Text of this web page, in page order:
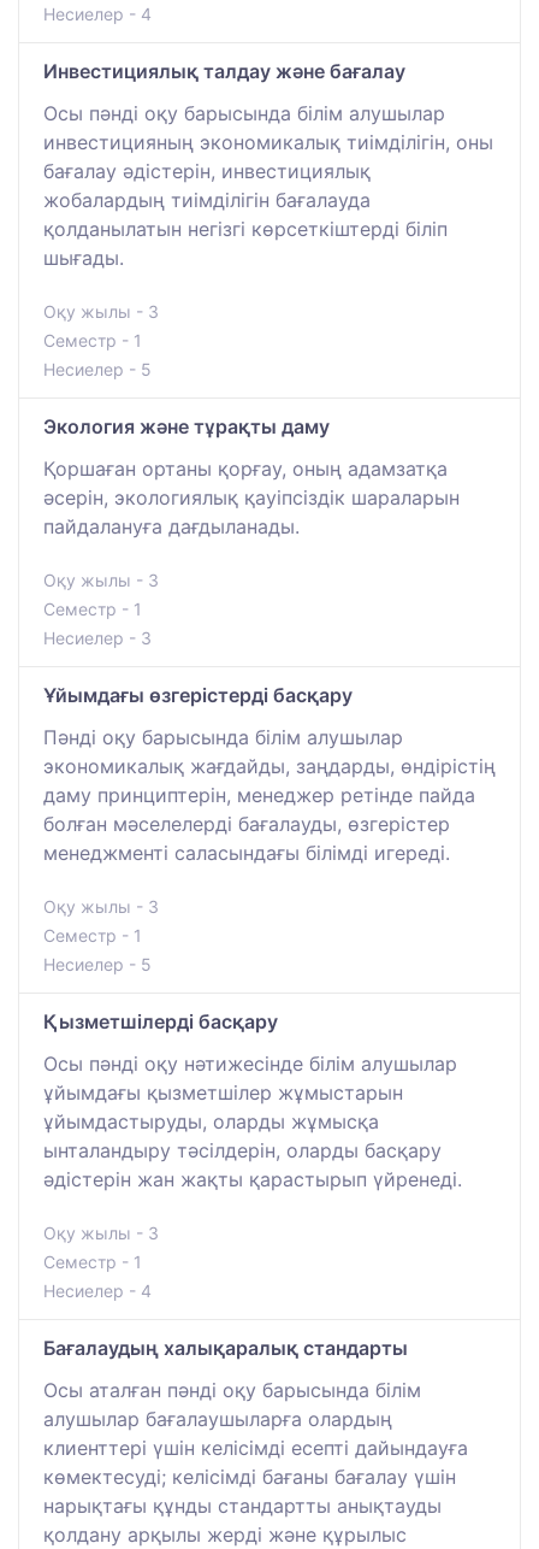
Несиелер - 4
Инвестициялық талдау және бағалау
Осы пәнді оқу барысында білім алушылар
инвестицияның экономикалық тиімділігін, оны
бағалау әдістерін, инвестициялық
жобалардың тиімділігін бағалауда
қолданылатын негізгі көрсеткіштерді біліп
шығады.
Оқу жылы - 3
Семестр - 1
Несиелер - 5
Экология және тұрақты даму
Қоршаған ортаны қорғау, оның адамзатқа
әсерін, экологиялық қауіпсіздік шараларын
пайдалануға дағдыланады.
Оқу жылы - 3
Семестр - 1
Несиелер - 3
Ұйымдағы өзгерістерді басқару
Пәнді оқу барысында білім алушылар
экономикалық жағдайды, заңдарды, өндірістің
даму принциптерін, менеджер ретінде пайда
болған мәселелерді бағалауды, өзгерістер
менеджменті саласындағы білімді игереді.
Оқу жылы - 3
Семестр - 1
Несиелер - 5
Қызметшілерді басқару
Осы пәнді оқу нәтижесінде білім алушылар
ұйымдағы қызметшілер жұмыстарын
ұйымдастыруды, оларды жұмысқа
ынталандыру тәсілдерін, оларды басқару
әдістерін жан жақты қарастырып үйренеді.
Оқу жылы - 3
Семестр - 1
Несиелер - 4
Бағалаудың халықаралық стандарты
Осы аталған пәнді оқу барысында білім
алушылар бағалаушыларға олардың
клиенттері үшін келісімді есепті дайындауға
көмектесуді; келісімді бағаны бағалау үшін
нарықтағы құнды стандартты анықтауды
қолдану арқылы жерді жəне құрылыс